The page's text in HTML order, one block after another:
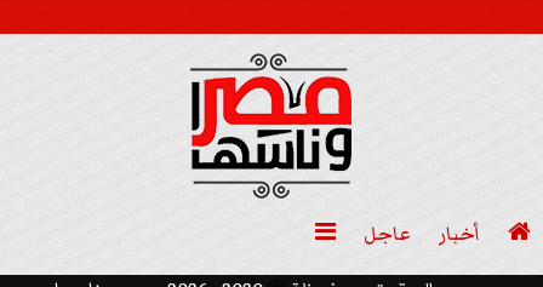
 أخبار عاجل
